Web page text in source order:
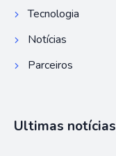
Tecnologia
Notícias
Parceiros
Ultimas notícias